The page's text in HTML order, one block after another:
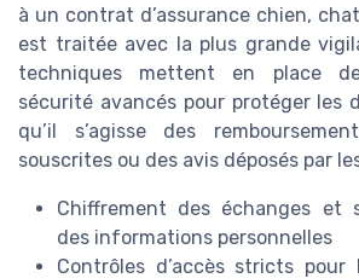
à un contrat d’assurance chien,
est traitée avec la plus grande
techniques mettent en place
sécurité avancés pour protéger les
qu’il s’agisse des
souscrites ou des avis déposés par
Chiffrement des échanges et
des informations personnelles
Contrôles d’accès stricts pour